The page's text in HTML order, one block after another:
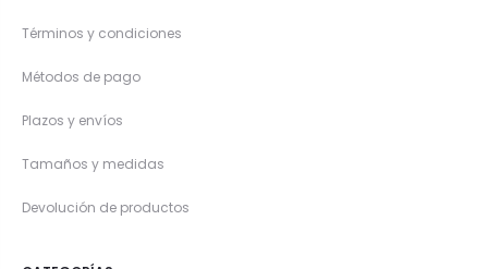
Términos y condiciones
Métodos de pago
Plazos y envíos
Tamaños y medidas
Devolución de productos